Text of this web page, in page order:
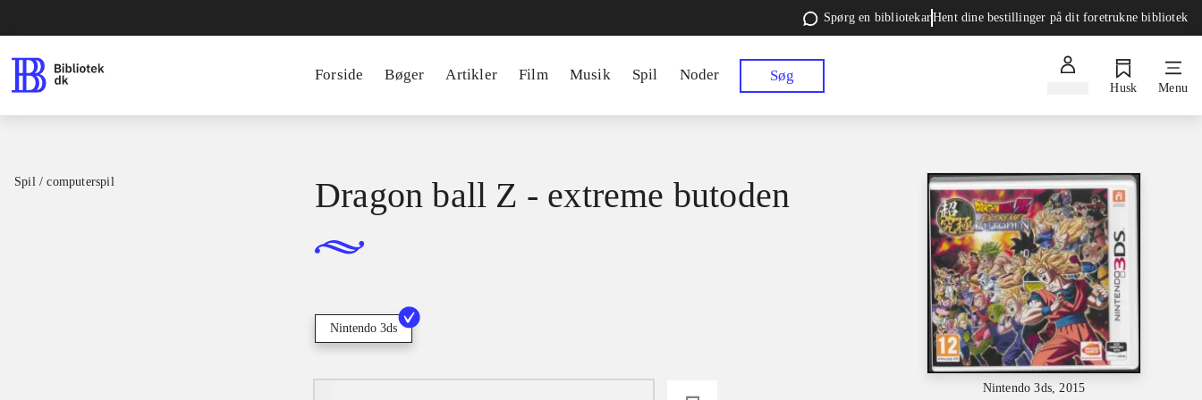
Spørg en bibliotekarHent dine bestillinger på dit foretrukne bibliotek
Forside Bøger Artikler Film Musik Spil Noder Søg
Husk Menu
Spil / computerspil
Nintendo 3ds, 2015
Dragon ball Z - extreme butoden
Nintendo 3ds